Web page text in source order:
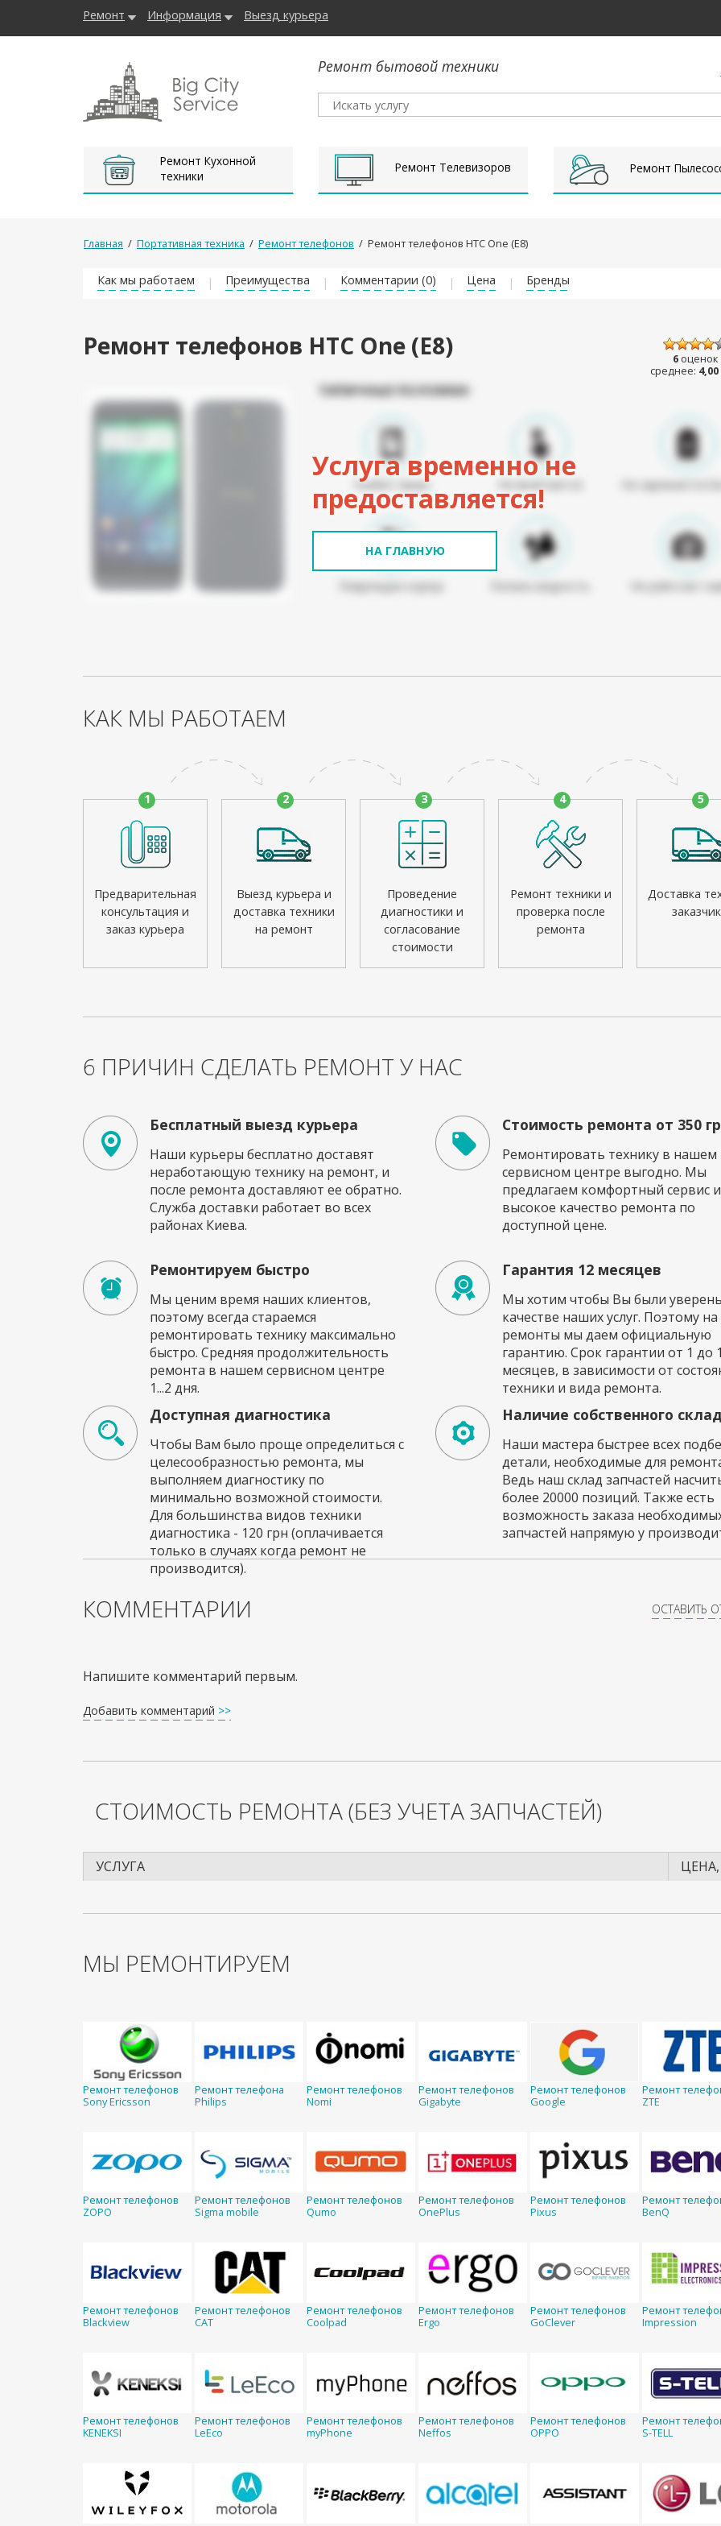
Ремонт Информация Выезд курьера
Ремонт бытовой техники
Ремонт Кухонной
техники
Ремонт Телевизоров Ремонт
Главная / Портативная техника / Ремонт телефонов / Ремонт телефонов HTC One (E8)
Как мы работаем Преимущества Комментарии (0) Цена Бренды
Ремонт телефонов HTC One (E8) 6 оценок
среднее: 4,00
Услуга временно не
предоставляется!
НА ГЛАВНУЮ
ТИПИЧНЫЕ ПОЛОМКИ:
Разбит экран Не включается Не заряжается
Поврежден корпус Попала жидкость Не работает
КАК МЫ РАБОТАЕМ
1
Предварительная
консультация и
заказ курьера
2
Выезд курьера и
доставка техники
на ремонт
3
Проведение
диагностики и
согласование
стоимости
4
Ремонт техники и
проверка после
ремонта
5
Доставка
6 ПРИЧИН СДЕЛАТЬ РЕМОНТ У НАС
Бесплатный выезд курьера
Наши курьеры бесплатно доставят
неработающую технику на ремонт, и
после ремонта доставляют ее обратно.
Служба доставки работает во всех
районах Киева.
Стоимость ремонта от 350
Ремонтировать технику в нашем
сервисном центре выгодно. Мы
предлагаем комфортный сервис и
высокое качество ремонта по
доступной цене.
Ремонтируем быстро
Мы ценим время наших клиентов,
поэтому всегда стараемся
ремонтировать технику максимально
быстро. Средняя продолжительность
ремонта в нашем сервисном центре
1...2 дня.
Гарантия 12 месяцев
Мы хотим чтобы Вы были
качестве наших услуг. Поэтому на
ремонты мы даем официальную
гарантию. Срок гарантии от 1 до
месяцев, в зависимости от
техники и вида ремонта.
Доступная диагностика
Чтобы Вам было проще определиться с
целесообразностью ремонта, мы
выполняем диагностику по
минимально возможной стоимости.
Для большинства видов техники
диагностика - 120 грн (оплачивается
только в случаях когда ремонт не
производится).
Наличие собственного
Наши мастера быстрее всех
детали, необходимые для
Ведь наш склад запчастей
более 20000 позиций. Также есть
возможность заказа
запчастей напрямую у
КОММЕНТАРИИ ОСТАВИТЬ
Напишите комментарий первым.
Добавить комментарий >>
СТОИМОСТЬ РЕМОНТА(БЕЗ УЧЕТА ЗАПЧАСТЕЙ)
УСЛУГА
МЫ РЕМОНТИРУЕМ
Ремонт телефонов
Sony Ericsson
Ремонт телефона
Philips
Ремонт телефонов
Nomi
Ремонт телефонов
Gigabyte
Ремонт телефонов
Google
Ремонт
ZTE
Ремонт телефонов
ZOPO
Ремонт телефонов
Sigma mobile
Ремонт телефонов
Qumo
Ремонт телефонов
OnePlus
Ремонт телефонов
Pixus
Ремонт
BenQ
Ремонт телефонов
Blackview
Ремонт телефонов
CAT
Ремонт телефонов
Coolpad
Ремонт телефонов
Ergo
Ремонт телефонов
GoClever
Ремонт
Impression
Ремонт телефонов
KENEKSI
Ремонт телефонов
LeEco
Ремонт телефонов
myPhone
Ремонт телефонов
Neffos
Ремонт телефонов
OPPO
Ремонт
S-TELL